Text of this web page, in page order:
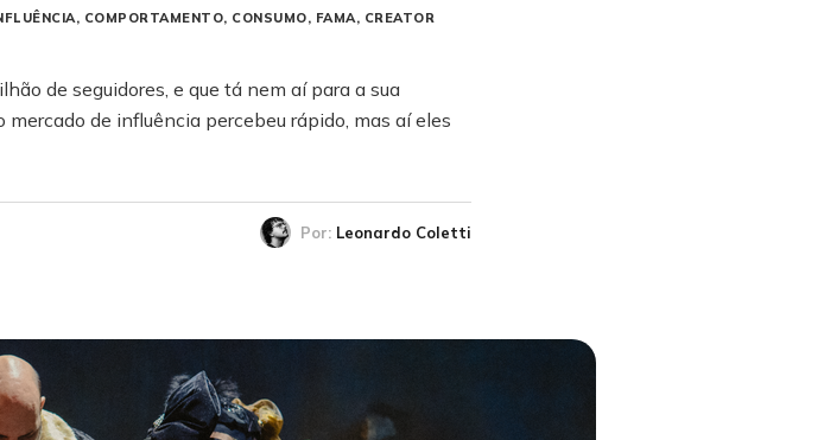
COMPORTAMENTO CONSUMO FAMA CREATOR
de seguidores, e que tá nem aí para a sua
de influência percebeu rápido, mas aí eles
Por: Leonardo Coletti